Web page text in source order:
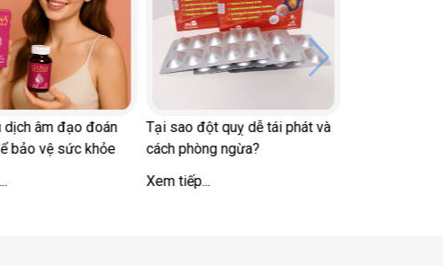
mãn kinh
ấy'
BNC Medipharm tham gia Triển
lãm Y dược HCM 2026
Xem tiếp...
Ung thư gan có di truyền
những người thuộc nhóm